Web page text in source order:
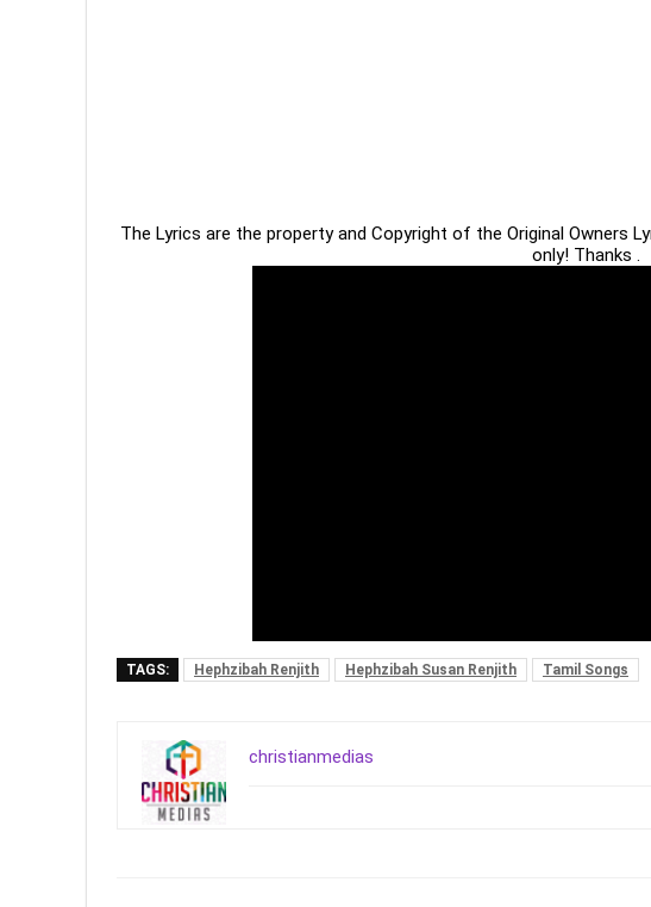
The Lyrics are the property and Copyright of the Original Owners
only! Thanks .
TAGS: Hephzibah Renjith Hephzibah Susan Renjith Tamil Songs
christianmedias